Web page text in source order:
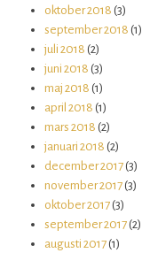
oktober 2018 (3)
september 2018 (1)
juli 2018 (2)
juni 2018 (3)
maj 2018 (1)
april 2018 (1)
mars 2018 (2)
januari 2018 (2)
december 2017 (3)
november 2017 (3)
oktober 2017 (3)
september 2017 (2)
augusti 2017 (1)